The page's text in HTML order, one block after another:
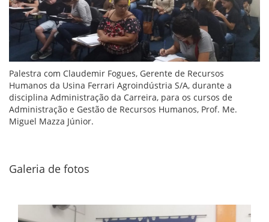
Palestra com Claudemir Fogues, Gerente de Recursos
Humanos da Usina Ferrari Agroindústria S/A, durante a
disciplina Administração da Carreira, para os cursos de
Administração e Gestão de Recursos Humanos, Prof. Me.
Miguel Mazza Júnior.
Galeria de fotos